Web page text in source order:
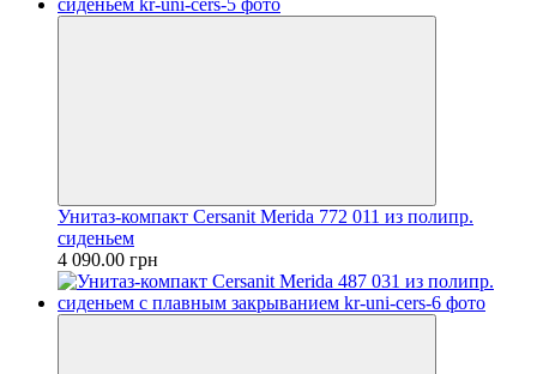
Унитаз-компакт Cersanit Merida 772 011 из полипр.
сиденьем
4 090.00 грн